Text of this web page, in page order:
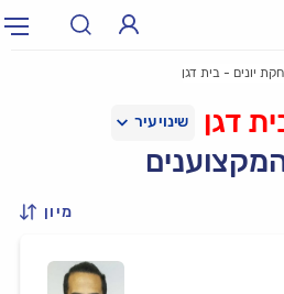
יונים - בית דגן
דגן
מיון